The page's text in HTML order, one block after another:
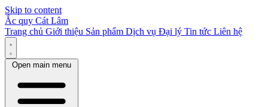
Skip to content
Ắc quy Cát Lâm
Trang chủ Giới thiệu Sản phẩm Dịch vụ Đại lý Tin tức Liên hệ
Open main menu